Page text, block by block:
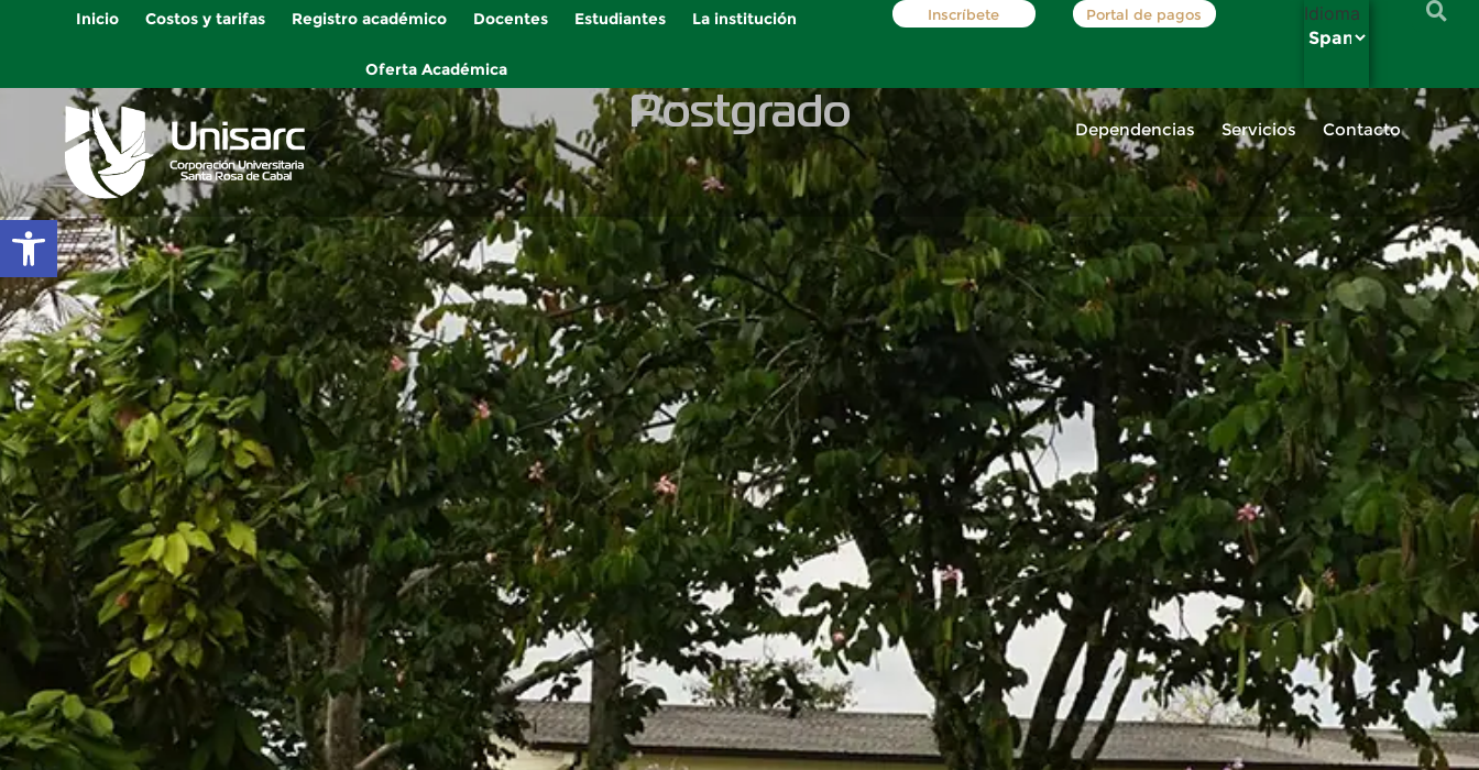
Abrir barra de herramientas
Inicio Costos y tarifas Registro académico Docentes Estudiantes La institución
Oferta Académica
Inscríbete Portal de pagos Idioma
Dependencias Servicios Contacto
Postgrado